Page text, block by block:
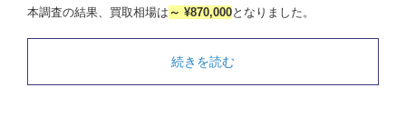
本調査の結果、買取相場は ～ ¥870,000となりました。
続きを読む